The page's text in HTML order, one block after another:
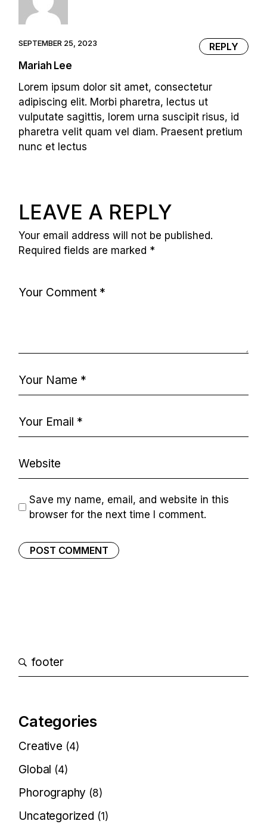
SEPTEMBER 25, 2023
REPLY
Mariah Lee
Lorem ipsum dolor sit amet, consectetur
adipiscing elit. Morbi pharetra, lectus ut
vulputate sagittis, lorem urna suscipit risus, id
pharetra velit quam vel diam. Praesent pretium
nunc et lectus
LEAVE A REPLY
Your email address will not be published.
Required fields are marked *
Save my name, email, and website in this
browser for the next time I comment.
POST COMMENT
Categories
Creative (4)
Global (4)
Phorography (8)
Uncategorized (1)